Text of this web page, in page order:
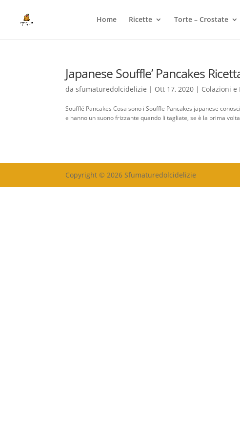
Home Ricette Torte – Crostate
Japanese Souffle’ Pancakes
dasfumaturedolcidelizie | Ott 17, 2020 | Colazioni e
Soufflé Pancakes Cosa sono i Souffle Pancakes japanese
e hanno un suono frizzante quando li tagliate, se è la prima
Copyright © 2026 Sfumaturedolcidelizie